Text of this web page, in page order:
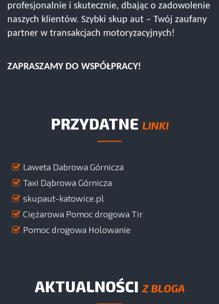
profesjonalnie i skutecznie, dbając o zadowolenie
naszych klientów. Szybki skup aut – Twój zaufany
partner w transakcjach motoryzacyjnych!
ZAPRASZAMY DO WSPÓŁPRACY!
PRZYDATNE LINKI
Laweta Dabrowa Górnicza
Taxi Dąbrowa Górnicza
skupaut-katowice.pl
Ciężarowa Pomoc drogowa Tir
Pomoc drogowa Holowanie
AKTUALNOŚCI Z BLOGA